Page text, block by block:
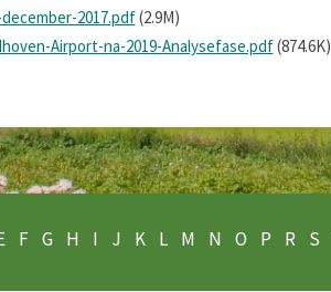
2017.pdf(2.9M)
Airport-na-2019-Analysefase.pdf(874.6K)
F G H I J K L M N O P R S